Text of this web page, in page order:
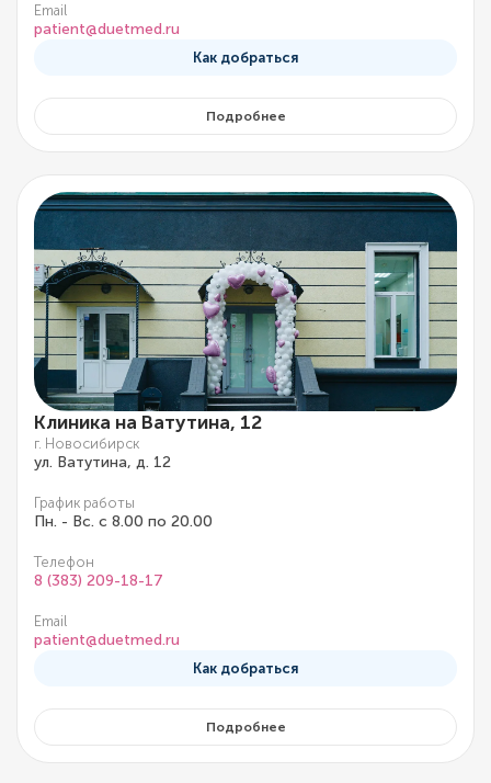
Email
patient@duetmed.ru
Как добраться
Подробнее
Клиника на Ватутина, 12
г. Новосибирск
ул. Ватутина, д. 12
График работы
Пн. - Вс. с 8.00 по 20.00
Телефон
8 (383) 209-18-17
Email
patient@duetmed.ru
Как добраться
Подробнее